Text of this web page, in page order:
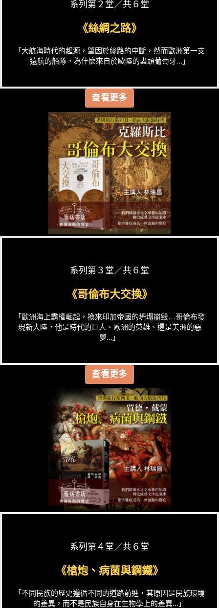
系列第２堂／共６堂
《絲綢之路》
「大航海時代的起源，肇因於絲路的中斷，然而歐洲第一支
遠航的船隊，為什麼來自於歐陸的盡頭葡萄牙...」
查看更多
系列第３堂／共６堂
《哥倫布大交換》
「歐洲海上霸權崛起，換來印加帝國的坍塌崩毀…哥倫布發
現新大陸，他是時代的巨人、歐洲的英雄、還是美洲的惡
夢...」
查看更多
系列第４堂／共６堂
《槍炮、病菌與鋼鐵》
「不同民族的歷史遵循不同的道路前進，其原因是民族環境
的差異，而不是民族自身在生物學上的差異...」